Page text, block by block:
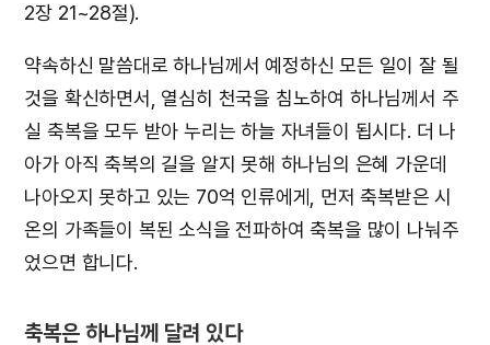
2장 21~28절).
약속하신 말씀대로 하나님께서 예정하신 모든 일이 잘 될
것을 확신하면서, 열심히 천국을 침노하여 하나님께서 주
실 축복을 모두 받아 누리는 하늘 자녀들이 됩시다. 더 나
아가 아직 축복의 길을 알지 못해 하나님의 은혜 가운데
나아오지 못하고 있는 70억 인류에게, 먼저 축복받은 시
온의 가족들이 복된 소식을 전파하여 축복을 많이 나눠주
었으면 합니다.
축복은 하나님께 달려 있다